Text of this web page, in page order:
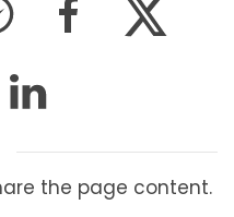
the page content.